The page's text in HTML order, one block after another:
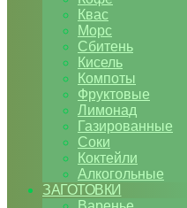
Квас
Морс
Сбитень
Кисель
Компоты
Фруктовые
Лимонад
Газированные
Соки
Коктейли
Алкогольные
ЗАГОТОВКИ